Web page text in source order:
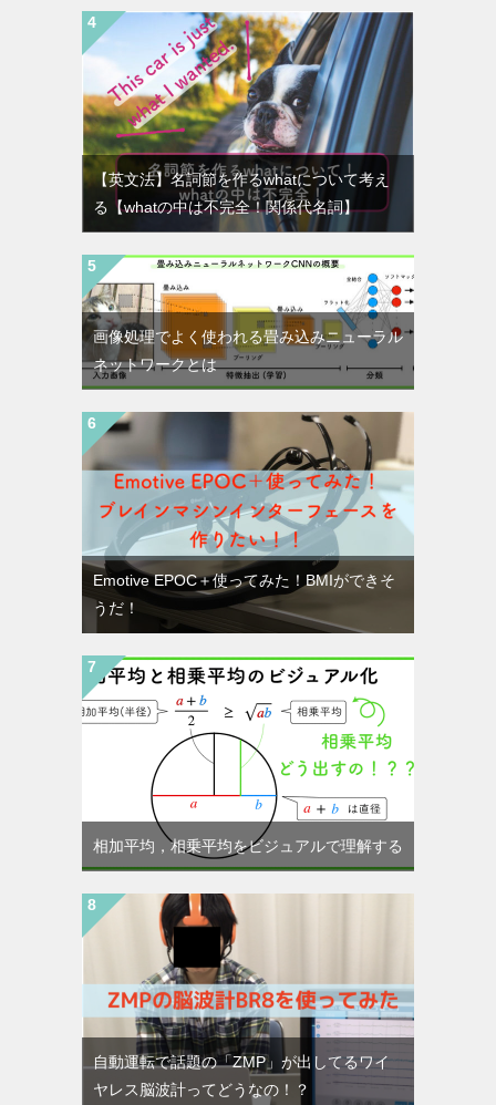
【英文法】名詞節を作るwhatについて考え
る【whatの中は不完全！関係代名詞】
画像処理でよく使われる畳み込みニューラル
ネットワークとは
Emotive EPOC＋使ってみた！BMIができそ
うだ！
相加平均，相乗平均をビジュアルで理解する
自動運転で話題の「ZMP」が出してるワイ
ヤレス脳波計ってどうなの！？